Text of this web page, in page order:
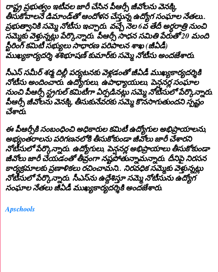
రాష్ట్ర ప్రభుత్వం ఇటీవల జారీ చేసిన పీఆర్సీ జీవోలను వెనక్కి
తీసుకోవాలనే డిమాండ్‌తో ఆందోళన చేస్తున్న ఉద్యోగ సంఘాల నేతలు..
ప్రభుత్వానికి సమ్మె నోటీసు ఇచ్చారు. వచ్చే నెల 6వ తేదీ అర్ధరాత్రి నుంచి
సమ్మెకు వెళ్తున్నట్లు పేర్కొన్నారు. పీఆర్సీ సాధన సమితి పేరుతో 20 మంది
స్టీరింగ్‌ కమిటీ సభ్యులు సాధారణ పరిపాలన శాఖ (జీఏడీ)
ముఖ్యకార్యదర్శి శశిభూషణ్‌ కుమార్‌కు సమ్మె నోటీసు అందజేశారు.
సీఎస్‌ సమీర్‌ శర్మ దిల్లీ పర్యటనకు వెళ్లడంతో జీఏడీ ముఖ్యకార్యదర్శికి
నోటీసు అందించారు. ఉద్యోగులు, ఉపాధ్యాయులు, పెన్షనర్ల సంఘాల
నుంచి పీఆర్సీ స్ట్రగుల్‌ కమిటీగా ఏర్పడినట్లు సమ్మె నోటీసులో పేర్కొన్నారు.
పీఆర్సీ జీవోలను వెనక్కి తీసుకునేవరకు సమ్మె కొనసాగుతుందని స్పష్టం
చేశారు.
ఈ పీఆర్సీకి సంబంధించి అధికారుల కమిటీ ఉద్యోగుల అభిప్రాయాలను,
అభ్యంతరాలను పరిగణనలోకి తీసుకోకుండా జీవోలు జారీ చేశారని
నోటీసులో పేర్కొన్నారు. ఉద్యోగులు, పెన్షనర్ల అభిప్రాయాలు తీసుకోకుండా
జీవోలు జారీ చేయడంతో తీవ్రంగా నష్టపోతున్నామన్నారు. దీనిపై నిరసన
కార్యక్రమాలకు ప్రణాళికలు రచించామని.. నిరవధిక సమ్మెకు వెళ్తున్నట్లు
నోటీసులో పేర్కొన్నారు. సీఎస్‌ను ఉద్దేశిస్తూ సమ్మె నోటీసును ఉద్యోగ
సంఘాల నేతలు జీఏడీ ముఖ్యకార్యదర్శికి అందజేశారు.
Apschools